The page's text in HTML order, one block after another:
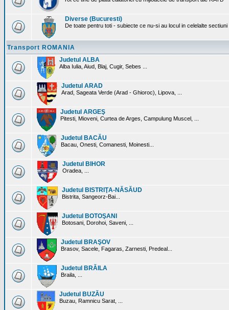
Diverse (Bucuresti)
De toate pentru toti - subiecte ce nu-si au locul in celelalte
Transport ROMANIA
Judetul ALBA
Alba Iulia, Aiud, Blaj, Cugir, Sebes ...
Judetul ARAD
Arad, Sageata Verde (Arad - Ghioroc), Lipova, ...
Judetul ARGEŞ
Pitesti, Mioveni, Curtea de Arges, Campulung Muscel, ...
Judetul BACĂU
Bacau, Onesti, Comanesti, Moinesti...
Judetul BIHOR
Oradea, ...
Judetul BISTRIŢA-NĂSĂUD
Bistrita, Sangeorz-Bai...
Judetul BOTOŞANI
Botosani, Dorohoi, Saveni, ...
Judetul BRAŞOV
Brasov, Sacele, Fagaras, Zarnesti, Predeal...
Judetul BRĂILA
Braila, ...
Judetul BUZĂU
Buzau, Ramnicu Sarat, ...